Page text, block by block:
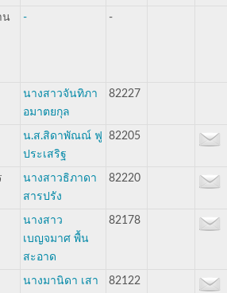
น
- -
นางสาวจันทิภา
อมาตยกุล
82227
น.ส.สิดาพัณณ์ ฟู
ประเสริฐ
82205
นางสาวธิภาดา
สารปรัง
82220
นางสาว
เบญจมาศ พื้น
สะอาด
82178
นางมานิดา เสา
82122